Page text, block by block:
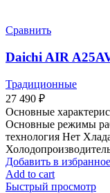
Сравнить
Daichi AIR
Традиционные
27 490 ₽
Основные
Основные режимы
технология Нет
Добавить в избранное
Add to cart
Быстрый просмотр